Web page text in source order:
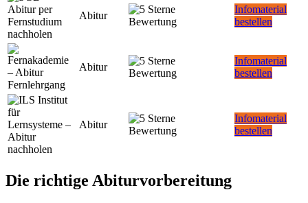
Abitur
Infomaterial
bestellen
Abitur
Infomaterial
bestellen
Abitur
Infomaterial
bestellen
Die richtige Abiturvorbereitung